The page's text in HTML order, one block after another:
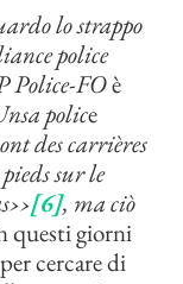
lo strappo
police
Police-FOè
police
des carrières
sur le
››[6], ma ciò
questi giorni
cercare di